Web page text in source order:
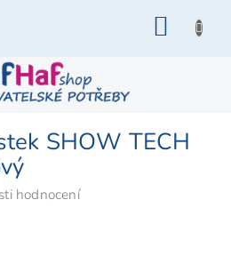
SHOW TECH
hodnocení